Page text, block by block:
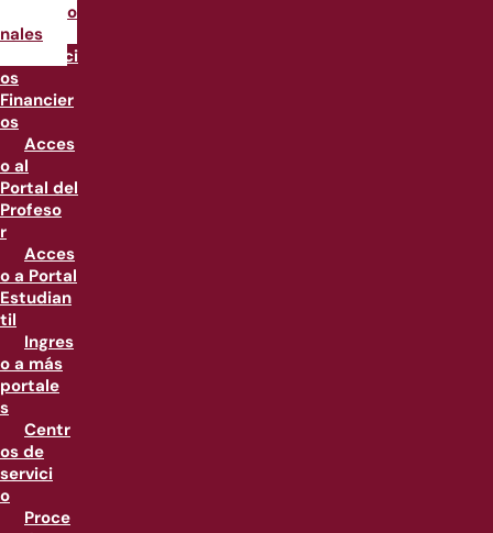
institucio
nales
Servici
os
Financier
os
Acces
o al
Portal del
Profeso
r
Acces
o a Portal
Estudian
til
Ingres
o a más
portale
s
Centr
os de
servici
o
Proce